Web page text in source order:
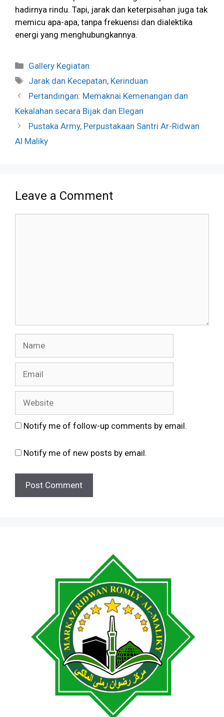
hadirnya rindu. Tapi, jarak dan keterpisahan juga tak
memicu apa-apa, tanpa frekuensi dan dialektika
energi yang menghubungkannya.
Categories
Gallery Kegiatan
Tags
Jarak dan Kecepatan, Kerinduan
Pertandingan: Memaknai Kemenangan dan
Kekalahan secara Bijak dan Elegan
Pustaka Army, Perpustakaan Santri Ar-Ridwan
Al Maliky
Leave a Comment
Notify me of follow-up comments by email.
Notify me of new posts by email.